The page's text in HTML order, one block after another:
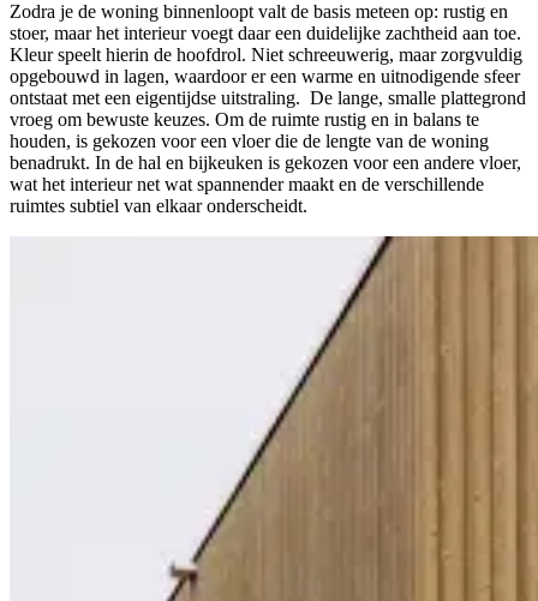
Zodra je de woning binnenloopt valt de basis meteen op: rustig en
stoer, maar het interieur voegt daar een duidelijke zachtheid aan toe.
Kleur speelt hierin de hoofdrol. Niet schreeuwerig, maar zorgvuldig
opgebouwd in lagen, waardoor er een warme en uitnodigende sfeer
ontstaat met een eigentijdse uitstraling. De lange, smalle plattegrond
vroeg om bewuste keuzes. Om de ruimte rustig en in balans te
houden, is gekozen voor een vloer die de lengte van de woning
benadrukt. In de hal en bijkeuken is gekozen voor een andere vloer,
wat het interieur net wat spannender maakt en de verschillende
ruimtes subtiel van elkaar onderscheidt.